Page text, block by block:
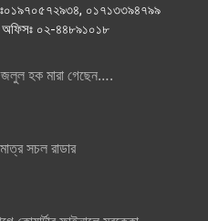
০১৭১৩৩৯৪৭৯৯
০২-৪৪৮৯১০১৮
হক মারা গেছেন….
সচল রাডার